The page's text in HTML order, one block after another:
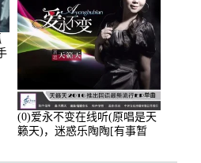
(0)爱永不变在线听(原唱是天
籁天)，迷惑乐陶陶[有事暂